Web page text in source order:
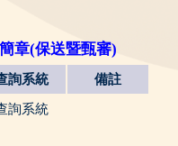
章(保送暨甄審)
詢系統 備註
詢系統